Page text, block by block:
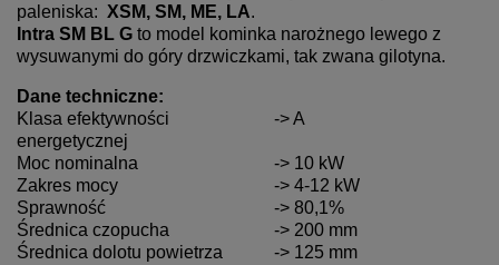
paleniska: XSM, SM, ME, LA.
Intra SM BL G to model kominka narożnego lewego z
wysuwanymi do góry drzwiczkami, tak zwana gilotyna.
Dane techniczne:
Klasa efektywności
energetycznej
-> A
Moc nominalna
-> 10 kW
Zakres mocy
-> 4-12 kW
Sprawność
-> 80,1%
Średnica czopucha
-> 200 mm
Średnica dolotu powietrza
-> 125 mm